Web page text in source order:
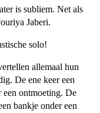
is subliem. Net als
Jaberi.
solo!
allemaal hun
De ene keer een
een ontmoeting. De
bankje onder een